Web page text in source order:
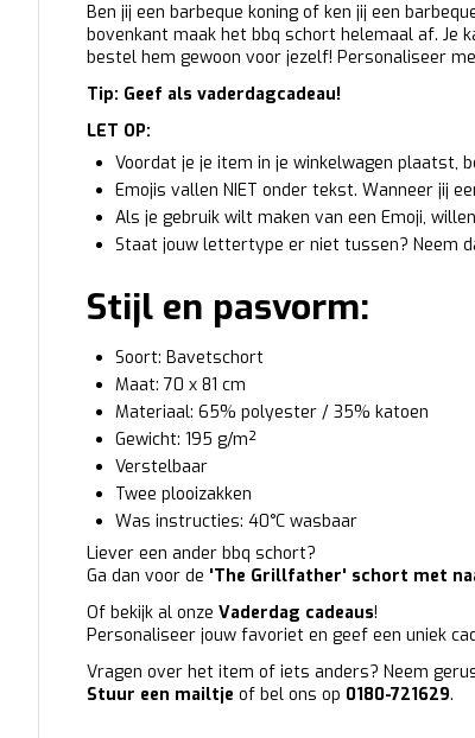
Ben jij een barbeque koning of ken jij een
bovenkant maak het bbq schort helemaal af. Je
bestel hem gewoon voor jezelf! Personaliseer
Tip: Geef als vaderdagcadeau!
LET OP:
Voordat je je item in je winkelwagen plaatst,
Emojis vallen NIET onder tekst. Wanneer jij
Als je gebruik wilt maken van een Emoji,
Staat jouw lettertype er niet tussen? Neem
Stijl en pasvorm:
Soort: Bavetschort
Maat: 70 x 81 cm
Materiaal: 65% polyester / 35% katoen
Gewicht: 195 g/m²
Verstelbaar
Twee plooizakken
Was instructies: 40°C wasbaar
Liever een ander bbq schort?
Ga dan voor de 'The Grillfather' schort met
Of bekijk al onze Vaderdag cadeaus!
Personaliseer jouw favoriet en geef een uniek
Vragen over het item of iets anders? Neem
Stuur een mailtje of bel ons op 0180-721629.